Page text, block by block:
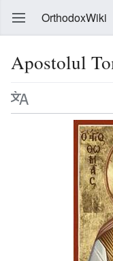
OrthodoxWiki
Apostolul